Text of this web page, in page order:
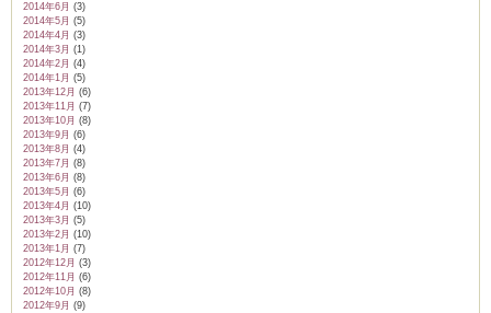
2014年6月 (3)
2014年5月 (5)
2014年4月 (3)
2014年3月 (1)
2014年2月 (4)
2014年1月 (5)
2013年12月 (6)
2013年11月 (7)
2013年10月 (8)
2013年9月 (6)
2013年8月 (4)
2013年7月 (8)
2013年6月 (8)
2013年5月 (6)
2013年4月 (10)
2013年3月 (5)
2013年2月 (10)
2013年1月 (7)
2012年12月 (3)
2012年11月 (6)
2012年10月 (8)
2012年9月 (9)